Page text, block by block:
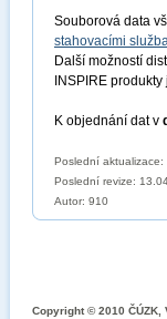
Souborová data
stahovacími
Další možností
INSPIRE
K objednání dat v
Poslední aktualizace:
Poslední revize:
Autor: 910
Copyright © 2010